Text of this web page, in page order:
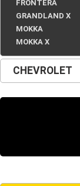
FRONTERA
GRANDLAND X
MOKKA
MOKKA X
CHEVROLET